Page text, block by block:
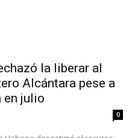
la liberar al
Alcántara pese a
en julio
0